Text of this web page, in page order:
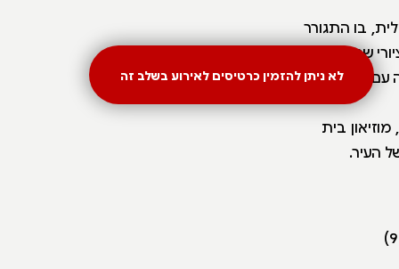
בו התגורר
ויצר עד מותו ב 1974. תצוגת הקבע של המוזיאון כוללת למעלה מ-70 ציורי שמן שרבים
עם נופי הארץ
בית
העיר.
לא ניתן להזמין כרטיסים לאירוע בשלב זה